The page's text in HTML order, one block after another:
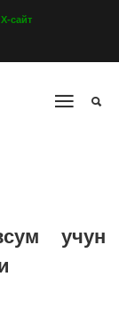
Х-сайт
учун